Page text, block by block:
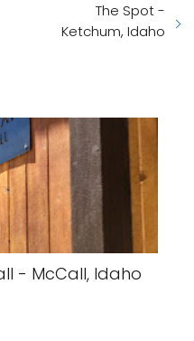
The Spot -
Ketchum, Idaho
- McCall, Idaho